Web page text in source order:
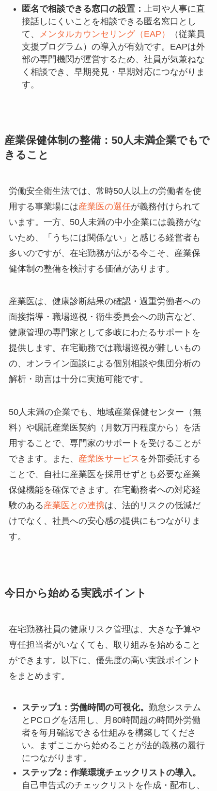
匿名で相談できる窓口の設置： 上司や人事に直
接話しにくいことを相談できる匿名窓口とし
て、
メンタルカウンセリング（EAP）
（従業員
支援プログラム）の導入が有効です。EAPは外
部の専門機関が運営するため、社員が気兼ねな
く相談でき、早期発見・早期対応につながりま
す。
産業保健体制の整備：50人未満企業でもで
きること
労働安全衛生法では、常時50人以上の労働者を使
用する事業場には産業医の選任が義務付けられて
います。一方、50人未満の中小企業には義務がな
いため、「うちには関係ない」と感じる経営者も
多いのですが、在宅勤務が広がる今こそ、産業保
健体制の整備を検討する価値があります。
産業医は、健康診断結果の確認・過重労働者への
面接指導・職場巡視・衛生委員会への助言など、
健康管理の専門家として多岐にわたるサポートを
提供します。在宅勤務では職場巡視が難しいもの
の、オンライン面談による個別相談や集団分析の
解析・助言は十分に実施可能です。
50人未満の企業でも、地域産業保健センター（無
料）や嘱託産業医契約（月数万円程度から）を活
用することで、専門家のサポートを受けることが
できます。また、 産業医サービス を外部委託する
ことで、自社に産業医を採用せずとも必要な産業
保健機能を確保できます。在宅勤務者への対応経
験のある産業医との連携は、法的リスクの低減だ
けでなく、社員への安心感の提供にもつながりま
す。
今日から始める実践ポイント
在宅勤務社員の健康リスク管理は、大きな予算や
専任担当者がいなくても、取り組みを始めること
ができます。以下に、優先度の高い実践ポイント
をまとめます。
ステップ1：労働時間の可視化。 勤怠システム
とPCログを活用し、月80時間超の時間外労働
者を毎月確認できる仕組みを構築してくださ
い。まずここから始めることが法的義務の履行
につながります。
ステップ2：作業環境チェックリストの導入。
自己申告式のチェックリストを作成・配布し、